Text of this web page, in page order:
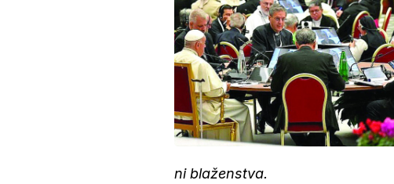
ni blaženstva.